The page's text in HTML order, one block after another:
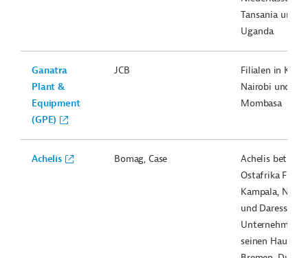
Tansania und
Uganda
Ganatra
Plant &
Equipment
(GPE)
JCB
Filialen in
Nairobi und
Mombasa
Achelis Bomag, Case
Achelis
Ostafrika
Kampala,
und
Unternehmen
seinen